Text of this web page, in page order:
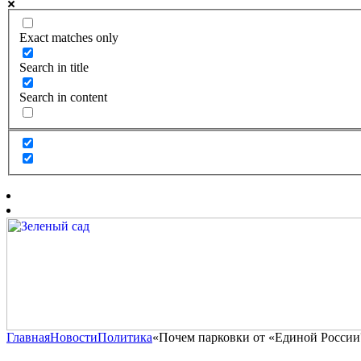
Exact matches only
Search in title
Search in content
ГлавнаяНовостиПолитика«Почем парковки от «Единой